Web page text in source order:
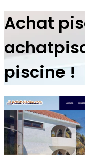
Achat
piscine !